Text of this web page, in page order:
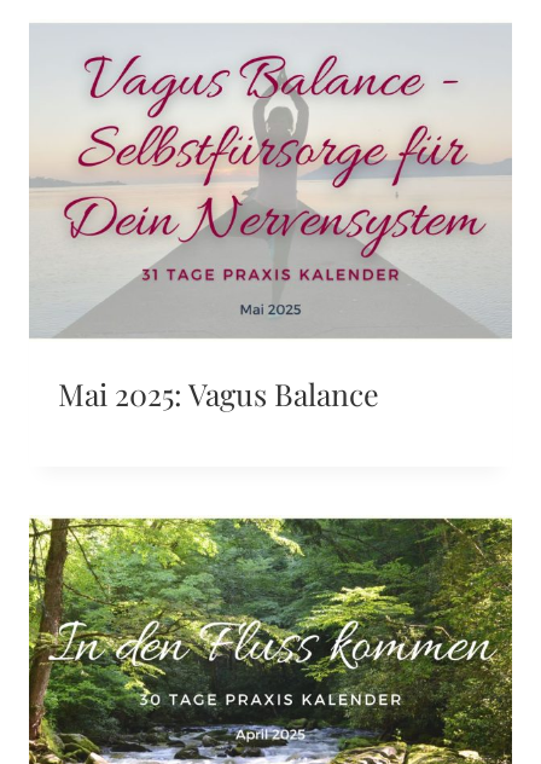
Mai 2025: Vagus Balance